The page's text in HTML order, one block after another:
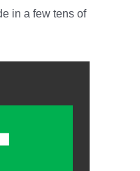
in a few tens of